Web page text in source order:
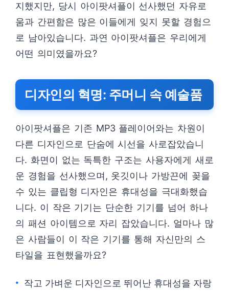
지했지만, 당시 아이팟셔플이 선사했던 자유로
움과 간편함은 많은 이들에게 잊지 못할 경험으
로 남아있습니다. 과연 아이팟셔플은 우리에게
어떤 의미였을까요?
디자인의 혁명: 주머니 속 예술품
아이팟셔플은 기존 MP3 플레이어와는 차원이
다른 디자인으로 단숨에 시선을 사로잡았습니
다. 화면이 없는 독특한 구조는 사용자에게 새로
운 경험을 선사했으며, 옷깃이나 가방끈에 꽂을
수 있는 클립형 디자인은 휴대성을 극대화했습
니다. 이 작은 기기는 단순한 기기를 넘어 하나
의 패션 아이템으로 자리 잡았습니다. 얼마나 많
은 사람들이 이 작은 기기를 통해 자신만의 스
타일을 표현했을까요?
작고 가벼운 디자인으로 뛰어난 휴대성을 자랑